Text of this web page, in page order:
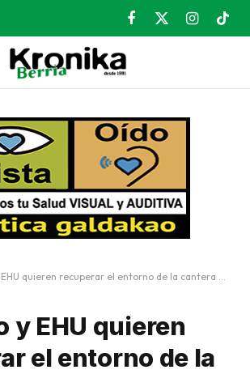
Facebook
X
Instagram
quieren recuperar el entorno de la cantera de Atxarte
y EHU quieren
el entorno de la